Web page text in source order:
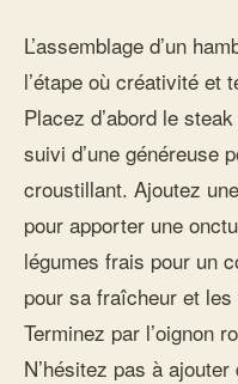
L’assemblage d’un
l’étape où créativité et
Placez d’abord le
suivi d’une généreuse
croustillant. Ajoutez
pour apporter une
légumes frais pour un
pour sa fraîcheur et
Terminez par l’oignon
N’hésitez pas à